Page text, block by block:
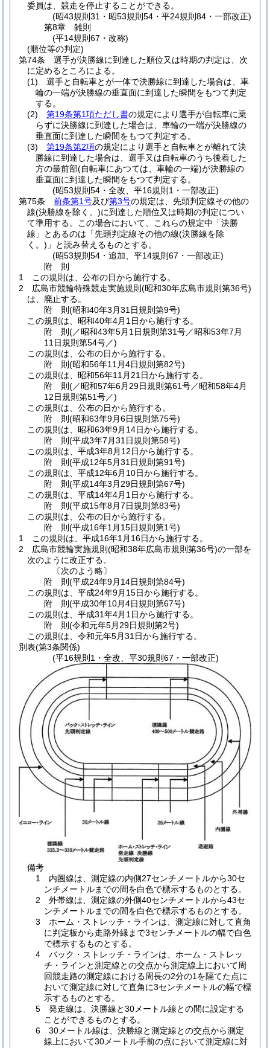
委員は、競走を停止することができる。
(昭43規則31・昭53規則54・平24規則84・一部改正)
第8章
雑則
(平14規則67・改称)
(順位等の判定)
第74条
選手が決勝線に到達した順位又は時期の判定は、次
に定めるところによる。
(1)
選手と自転車とが一体で決勝線に到達した場合は、車
輪の一端が決勝線の垂直面に到達した瞬間をもつて判定
する。
(2)
第19条第1項ただし書の規定により選手が自転車に乗
らずに決勝線に到達した場合は、車輪の一端が決勝線の
垂直面に到達した瞬間をもつて判定する。
(3)
第19条第2項の規定により選手と自転車とが離れて決
勝線に到達した場合は、選手又は自転車のうち後着した
方の最前部(自転車にあつては、車輪の一端)が決勝線の
垂直面に到達した瞬間をもつて判定する。
(昭53規則54・全改、平16規則1・一部改正)
第75条
前条第1号及び第3号の規定は、先頭判定線その他の
線(決勝線を除く。)に到達した順位又は時期の判定につい
て準用する。
この場合において、これらの規定中「決勝
線」とあるのは「先頭判定線その他の線(決勝線を除
く。) 」と読み替えるものとする。
(昭53規則54・追加、平14規則67・一部改正)
附 則
1
この規則は、公布の日から施行する。
2
広島市競輪特殊競走実施規則 (昭和30年広島市規則第36号)
は、廃止する。
附 則(昭和40年3月31日規則第9号)
この規則は、昭和40年4月1日から施行する。
附 則(／昭和43年5月1日規則第31号／昭和53年7月
11日規則第54号／)
この規則は、公布の日から施行する。
附 則(昭和56年11月4日規則第82号)
この規則は、昭和56年11月21日から施行する。
附 則(／昭和57年6月29日規則第61号／昭和58年4月
12日規則第51号／)
この規則は、公布の日から施行する。
附 則(昭和63年9月6日規則第75号)
この規則は、昭和63年9月14日から施行する。
附 則(平成3年7月31日規則第58号)
この規則は、平成3年8月12日から施行する。
附 則(平成12年5月31日規則第91号)
この規則は、平成12年6月10日から施行する。
附 則(平成14年3月29日規則第67号)
この規則は、平成14年4月1日から施行する。
附 則(平成15年8月7日規則第83号)
この規則は、公布の日から施行する。
附 則(平成16年1月15日規則第1号)
1
この規則は、平成16年1月16日から施行する。
2
広島市競輪実施規則 (昭和38年広島市規則第36号)の一部を
次のように改正する。
〔次のよう略〕
附 則(平成24年9月14日規則第84号)
この規則は、平成24年9月15日から施行する。
附 則(平成30年10月4日規則第67号)
この規則は、平成31年4月1日から施行する。
附 則(令和元年5月29日規則第2号)
この規則は、令和元年5月31日から施行する。
別表(第3条関係)
(平16規則1・全改、平30規則67・一部改正)
備考
1 内圏線は、測定線の内側27センチメートルから30セ
ンチメートルまでの間を白色で標示するものとする。
2 外帯線は、測定線の外側40センチメートルから43セ
ンチメートルまでの間を白色で標示するものとする。
3 ホーム・ストレッチ・ラインは、測定線に対して直角
に判定板から走路外縁まで3センチメートルの幅で白色
で標示するものとする。
4 バック・ストレッチ・ラインは、ホーム・ストレッ
チ・ラインと測定線との交点から測定線上において周
回競走路の測定線における周長の2分の1を隔てた点に
おいて測定線に対して直角に3センチメートルの幅で標
示するものとする。
5 発走線は、決勝線と30メートル線との間に設定する
ことができるものとする。
6 30メートル線は、決勝線と測定線との交点から測定
線上において30メートル手前の点において測定線に対